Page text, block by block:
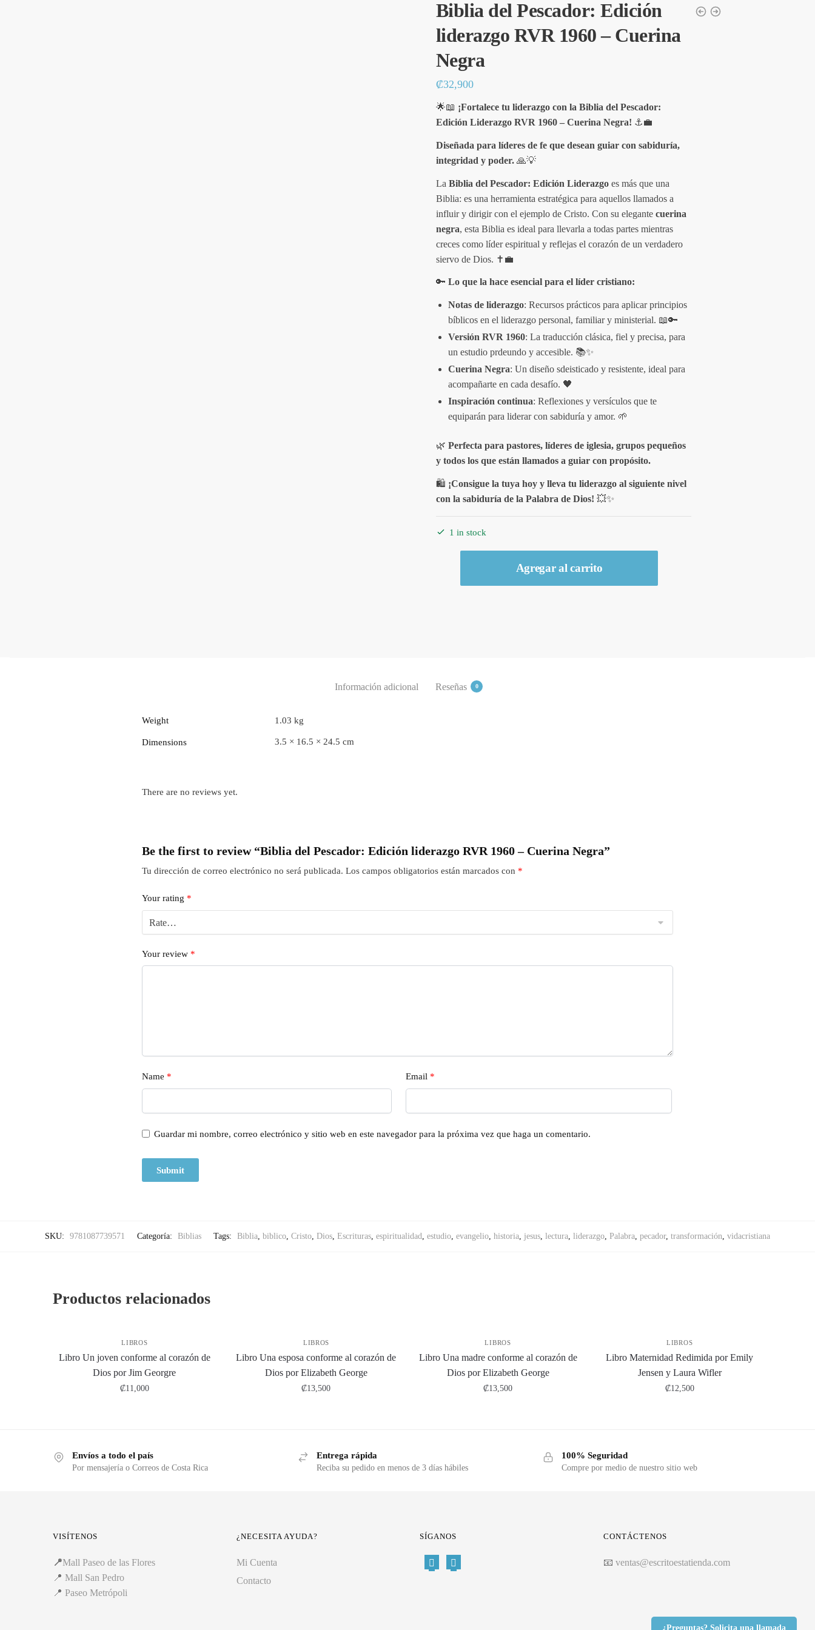
Biblia del Pescador: Edición
liderazgo RVR 1960 – Cuerina
Negra
₡32,900
🌟📖 ¡Fortalece tu liderazgo con la Biblia del Pescador:
Edición Liderazgo RVR 1960 – Cuerina Negra! ⚓💼
Diseñada para líderes de fe que desean guiar con sabiduría,
integridad y poder.🙏💡
La Biblia del Pescador: Edición Liderazgoes más que una
Biblia: es una herramienta estratégica para aquellos llamados a
influir y dirigir con el ejemplo de Cristo. Con su elegante cuerina
negra, esta Biblia es ideal para llevarla a todas partes mientras
creces como líder espiritual y reflejas el corazón de un verdadero
siervo de Dios. ✝️💼
🔑 Lo que la hace esencial para el líder cristiano:
Notas de liderazgo: Recursos prácticos para aplicar principios
bíblicos en el liderazgo personal, familiar y ministerial. 📖🔑
Versión RVR 1960: La traducción clásica, fiel y precisa, para
un estudio prdeundo y accesible. 📚✨
Cuerina Negra: Un diseño sdeisticado y resistente, ideal para
acompañarte en cada desafío. 🖤
Inspiración continua: Reflexiones y versículos que te
equiparán para liderar con sabiduría y amor. 🌱
🌿 Perfecta para pastores, líderes de iglesia, grupos pequeños
y todos los que están llamados a guiar con propósito.
🛍️ ¡Consigue la tuya hoy y lleva tu liderazgo al siguiente nivel
con la sabiduría de la Palabra de Dios! 💥✨
1 in stock
Pescador:
Agregar al carrito
¿Preguntas? Solicita una llamada
Información adicional Reseñas 0
Weight 1.03 kg
Dimensions 3.5 × 16.5 × 24.5 cm
There are no reviews yet.
Be the first to review “Biblia del Pescador: Edición liderazgo RVR 1960 – Cuerina Negra”
Tu dirección de correo electrónico no será publicada. Los campos obligatorios están marcados con *
Your rating *
Your review *
Name * Email *
Guardar mi nombre, correo electrónico y sitio web en este navegador para la próxima vez que haga un comentario.
SKU: 9781087739571 Categoría: Biblias Tags: Biblia biblico Cristo Dios Escrituras espiritualidad estudio evangelio historia jesus lectura liderazgo Palabra pecador, transformación vidacristiana
Productos relacionados
LIBROS
Libro Un joven conforme al corazón de
Dios por Jim Georgre
₡11,000
LIBROS
Libro Una esposa conforme al corazón de
Dios por Elizabeth George
₡13,500
LIBROS
Libro Una madre conforme al corazón de
Dios por Elizabeth George
₡13,500
LIBROS
Libro Maternidad Redimida por Emily
Jensen y Laura Wifler
₡12,500
Envíos a todo el país
Por mensajería o Correos de Costa Rica
Entrega rápida
Reciba su pedido en menos de 3 días hábiles
100% Seguridad
Compre por medio de nuestro sitio web
VISÍTENOS
📍Mall Paseo de las Flores
📍 Mall San Pedro
📍 Paseo Metrópoli
¿NECESITA AYUDA?
Mi Cuenta
Contacto
SÍGANOS CONTÁCTENOS
📧 ventas@escritoestatienda.com